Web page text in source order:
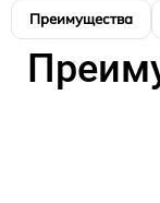
Преимущества